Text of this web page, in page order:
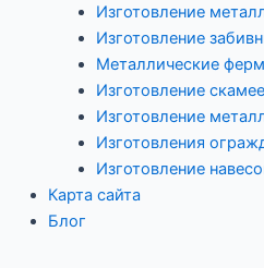
Изготовление
Изготовление
Металлические
Изготовление
Изготовление
Изготовления
Изготовление
Карта сайта
Блог